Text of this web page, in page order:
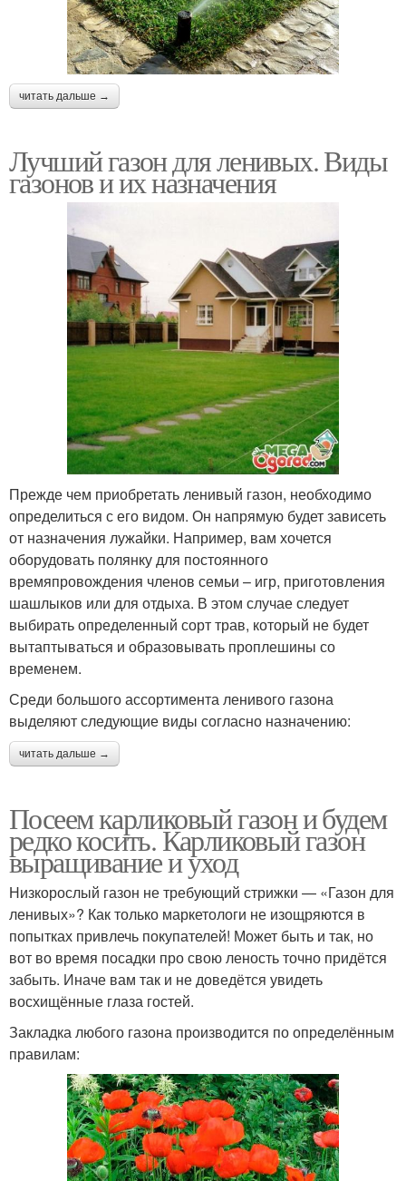
читать дальше →
Лучший газон для ленивых. Виды
газонов и их назначения
Прежде чем приобретать ленивый газон, необходимо
определиться с его видом. Он напрямую будет зависеть
от назначения лужайки. Например, вам хочется
оборудовать полянку для постоянного
времяпровождения членов семьи – игр, приготовления
шашлыков или для отдыха. В этом случае следует
выбирать определенный сорт трав, который не будет
вытаптываться и образовывать проплешины со
временем.
Среди большого ассортимента ленивого газона
выделяют следующие виды согласно назначению:
читать дальше →
Посеем карликовый газон и будем
редко косить. Карликовый газон
выращивание и уход
Низкорослый газон не требующий стрижки — «Газон для
ленивых»? Как только маркетологи не изощряются в
попытках привлечь покупателей! Может быть и так, но
вот во время посадки про свою леность точно придётся
забыть. Иначе вам так и не доведётся увидеть
восхищённые глаза гостей.
Закладка любого газона производится по определённым
правилам: